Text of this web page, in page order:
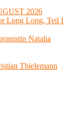
2026
Long Long, Teil I
Natalia
Thielemann